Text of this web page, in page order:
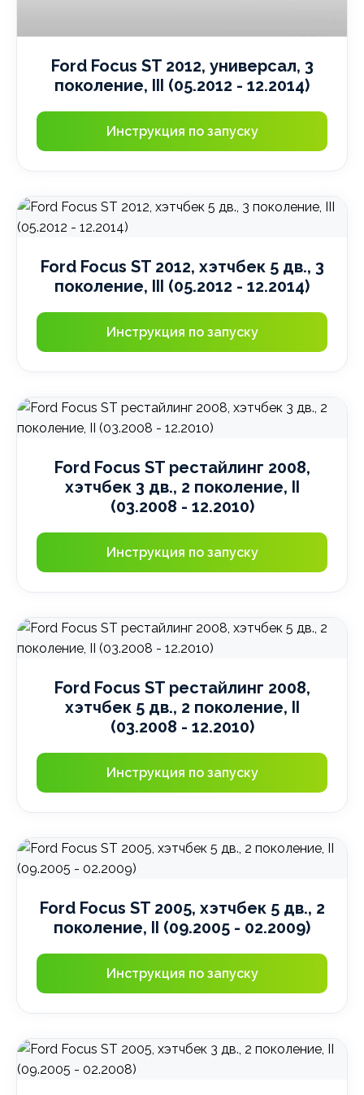
Ford Focus ST 2012, универсал, 3
поколение, III (05.2012 - 12.2014)
Инструкция по запуску
Ford Focus ST 2012, хэтчбек 5 дв., 3
поколение, III (05.2012 - 12.2014)
Инструкция по запуску
Ford Focus ST рестайлинг 2008,
хэтчбек 3 дв., 2 поколение, II
(03.2008 - 12.2010)
Инструкция по запуску
Ford Focus ST рестайлинг 2008,
хэтчбек 5 дв., 2 поколение, II
(03.2008 - 12.2010)
Инструкция по запуску
Ford Focus ST 2005, хэтчбек 5 дв., 2
поколение, II (09.2005 - 02.2009)
Инструкция по запуску